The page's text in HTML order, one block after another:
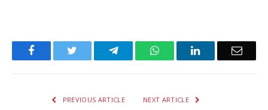
Facebook TelegramWhatsAppLinkedIn Email
PREVIOUS ARTICLE NEXT ARTICLE